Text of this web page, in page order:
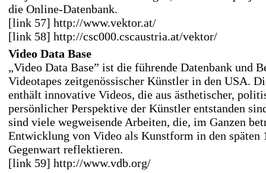
die Online-Datenbank.
[link 57] http://www.vektor.at/
[link 58] http://csc000.cscaustria.at/vektor/
Video Data Base
„Video Data Base” ist die führende Datenbank und
Videotapes zeitgenössischer Künstler in den USA.
enthält innovative Videos, die aus ästhetischer,
persönlicher Perspektive der Künstler entstanden
sind viele wegweisende Arbeiten, die, im Ganzen
Entwicklung von Video als Kunstform in den späten
Gegenwart reflektieren.
[link 59] http://www.vdb.org/